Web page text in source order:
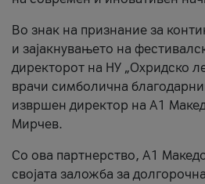
Во знак на признание за
и зајакнувањето на
директорот на НУ „Охридско
врачи симболична
извршен директор на A1
Мирчев.
Со ова партнерство, A1
својата заложба за